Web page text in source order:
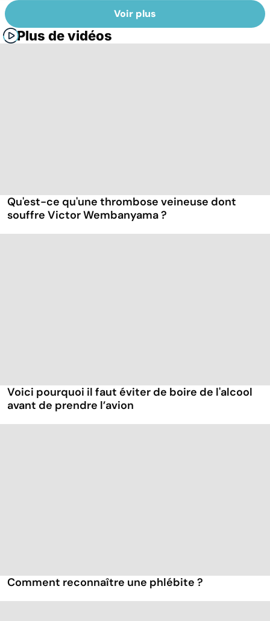
Voir plus
Plus de vidéos
Qu'est-ce qu'une thrombose veineuse dont
souffre Victor Wembanyama ?
Voici pourquoi il faut éviter de boire de l'alcool
avant de prendre l’avion
Comment reconnaître une phlébite ?